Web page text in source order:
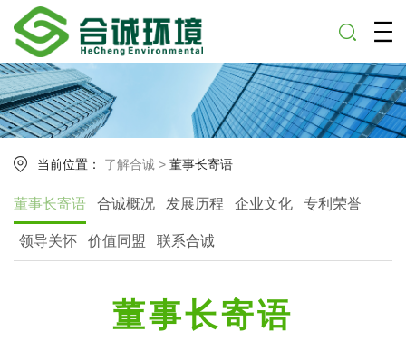
当前位置： 了解合诚 > 董事长寄语
董事长寄语 合诚概况 发展历程 企业文化 专利荣誉
领导关怀 价值同盟 联系合诚
董事长寄语